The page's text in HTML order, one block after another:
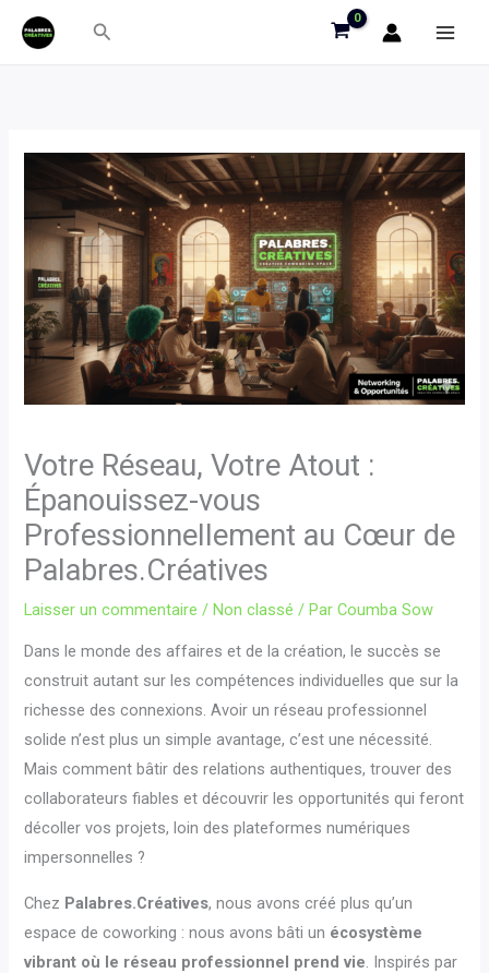
Rechercher
Votre Réseau, Votre Atout :
Épanouissez-vous
Professionnellement au Cœur de
Palabres.Créatives
Laisser un commentaire /Non classé / ParCoumba Sow
Dans le monde des affaires et de la création, le succès se
construit autant sur les compétences individuelles que sur la
richesse des connexions. Avoir un réseau professionnel
solide n’est plus un simple avantage, c’est une nécessité.
Mais comment bâtir des relations authentiques, trouver des
collaborateurs fiables et découvrir les opportunités qui feront
décoller vos projets, loin des plateformes numériques
impersonnelles ?
Chez Palabres.Créatives, nous avons créé plus qu’un
espace de coworking : nous avons bâti un écosystème
vibrant où le réseau professionnel prend vie. Inspirés par